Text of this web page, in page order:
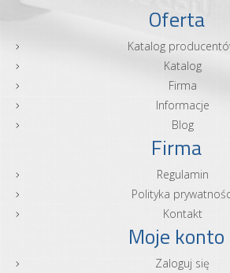
Oferta
Katalog
Katalog
Firma
Informacje
Blog
Firma
Regulamin
Polityka
Kontakt
Moje konto
Zaloguj się